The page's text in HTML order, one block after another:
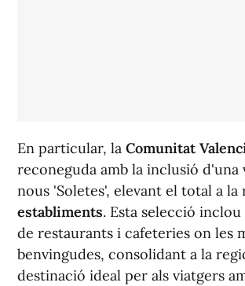
En particular, la Comunitat
reconeguda amb la inclusió d'una
nous 'Soletes', elevant el total a la
establiments. Esta selecció
de restaurants i cafeteries on les
benvingudes, consolidant a la
destinació ideal per als viatgers